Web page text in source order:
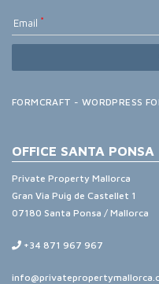
Email
FORMCRAFT - WORDPRESS
OFFICE SANTA PONSA
Private Property Mallorca
Gran Via Puig de Castellet 1
07180 Santa Ponsa / Mallorca
+34 871 967 967